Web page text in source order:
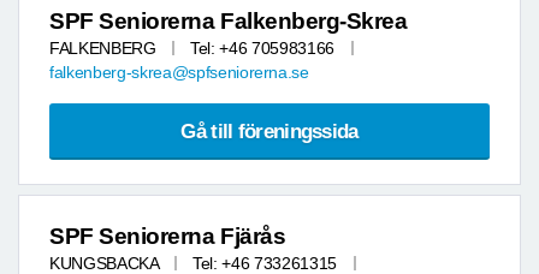
SPF Seniorerna Falkenberg-Skrea
FALKENBERG
Tel: +46 705983166
falkenberg-skrea@spfseniorerna.se
Gå till föreningssida
SPF Seniorerna Fjärås
KUNGSBACKA
Tel: +46 733261315